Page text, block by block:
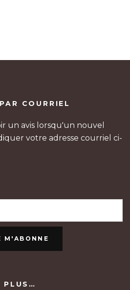
COURRIEL
un avis lorsqu'un nouvel
votre adresse courriel ci-
M'ABONNE
PLUS…